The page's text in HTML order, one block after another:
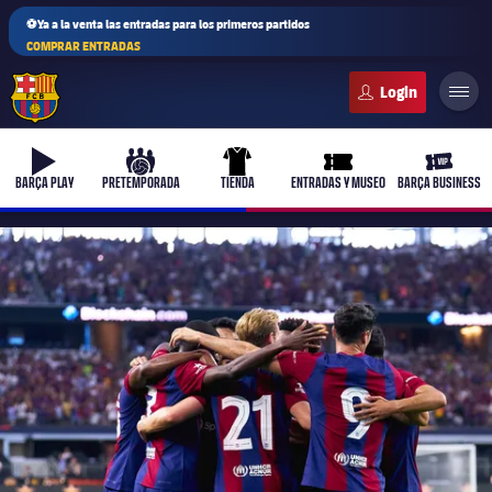
⚽Ya a la venta las entradas para los primeros partidos
COMPRAR ENTRADAS
b-play
BARÇA PLAY
culers-ball
PRETEMPORADA
uniform
TIENDA
ticket-full
ENTRADAS Y MUSEO
ticket-
BARÇA BUSINESS
PLUSICON
MÁS
Primer equipo
Femenino
plusicon
más
Actualidad
Barça Atlètic
plusicon
más